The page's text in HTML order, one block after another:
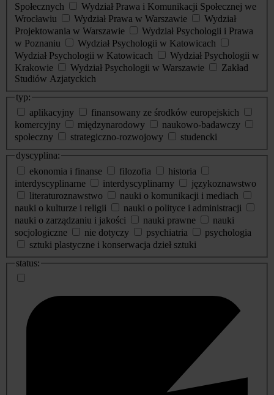
Społecznych
Wydział Prawa i Komunikacji Społecznej we
Wrocławiu
Wydział Prawa w Warszawie
Wydział
Projektowania w Warszawie
Wydział Psychologii i Prawa
w Poznaniu
Wydział Psychologii w Katowicach
Wydział Psychologii w Katowicach
Wydział Psychologii w
Krakowie
Wydział Psychologii w Warszawie
Zakład
Studiów Azjatyckich
typ:
aplikacyjny
finansowany ze środków europejskich
komercyjny
międzynarodowy
naukowo-badawczy
społeczny
strategiczno-rozwojowy
studencki
dyscyplina:
ekonomia i finanse
filozofia
historia
interdyscyplinarne
interdyscyplinarny
językoznawstwo
literaturoznawstwo
nauki o komunikacji i mediach
nauki o kulturze i religii
nauki o polityce i administracji
nauki o zarządzaniu i jakości
nauki prawne
nauki
socjologiczne
nie dotyczy psychiatria
psychologia
sztuki plastyczne i konserwacja dzieł sztuki
status: